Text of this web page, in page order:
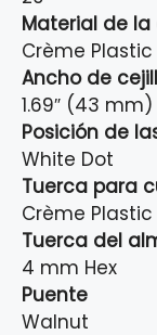
Material de
Crème Plastic
Ancho de
1.69″ (43 mm)
Posición de
White Dot
Tuerca para
Crème Plastic
Tuerca del
4 mm Hex
Puente
Walnut